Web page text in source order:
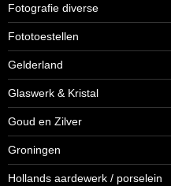
Fotografie diverse
Fototoestellen
Gelderland
Glaswerk & Kristal
Goud en Zilver
Groningen
Hollands aardewerk / porselein